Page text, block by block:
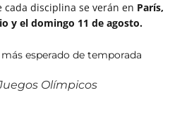
cada disciplina se verán en París,
y el domingo 11 de agosto.
Olímpicos